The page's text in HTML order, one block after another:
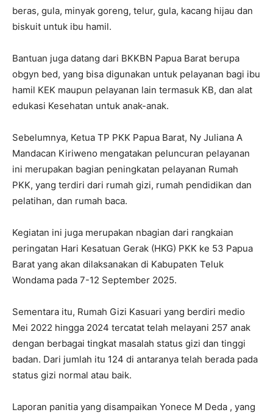
beras, gula, minyak goreng, telur, gula, kacang hijau dan
biskuit untuk ibu hamil.
Bantuan juga datang dari BKKBN Papua Barat berupa
obgyn bed, yang bisa digunakan untuk pelayanan bagi ibu
hamil KEK maupun pelayanan lain termasuk KB, dan alat
edukasi Kesehatan untuk anak-anak.
Sebelumnya, Ketua TP PKK Papua Barat, Ny Juliana A
Mandacan Kiriweno mengatakan peluncuran pelayanan
ini merupakan bagian peningkatan pelayanan Rumah
PKK, yang terdiri dari rumah gizi, rumah pendidikan dan
pelatihan, dan rumah baca.
Kegiatan ini juga merupakan nbagian dari rangkaian
peringatan Hari Kesatuan Gerak (HKG) PKK ke 53 Papua
Barat yang akan dilaksanakan di Kabupaten Teluk
Wondama pada 7-12 September 2025.
Sementara itu, Rumah Gizi Kasuari yang berdiri medio
Mei 2022 hingga 2024 tercatat telah melayani 257 anak
dengan berbagai tingkat masalah status gizi dan tinggi
badan. Dari jumlah itu 124 di antaranya telah berada pada
status gizi normal atau baik.
Laporan panitia yang disampaikan Yonece M Deda , yang